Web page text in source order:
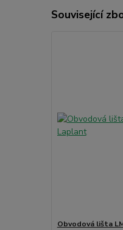
Související
Obvodová lišta